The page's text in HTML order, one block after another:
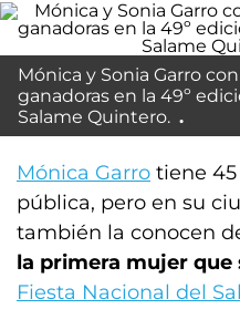
Mónica y Sonia Garro
ganadoras en la 49º
Salame Quintero.
Mónica Garro tiene 45
pública, pero en su
también la conocen
la primera mujer que
Fiesta Nacional del